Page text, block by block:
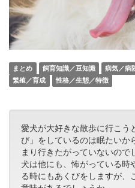
まとめ 飼育知識／豆知識 病気／病
繁殖／育成
性格／生態／特徴
愛犬が大好きな散歩に行こう
び」をしているのは眠たいか
まり行きたがっていないので
犬は他にも、怖がっている時
る時にもあくびをしますが